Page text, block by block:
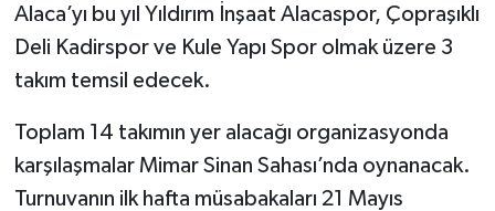
Alaca’yı bu yıl Yıldırım İnşaat Alacaspor, Çopraşıklı
Deli Kadirspor ve Kule Yapı Spor olmak üzere 3
takım temsil edecek.
Toplam 14 takımın yer alacağı organizasyonda
karşılaşmalar Mimar Sinan Sahası’nda oynanacak.
Turnuvanın ilk hafta müsabakaları 21 Mayıs